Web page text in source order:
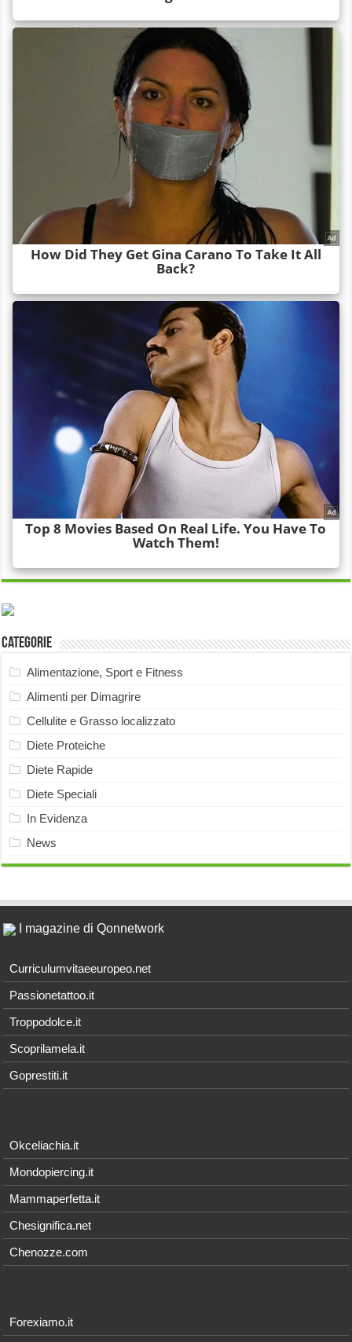
Categorie
Alimentazione, Sport e Fitness
Alimenti per Dimagrire
Cellulite e Grasso localizzato
Diete Proteiche
Diete Rapide
Diete Speciali
In Evidenza
News
I magazine di Qonnetwork
Curriculumvitaeeuropeo.net
Passionetattoo.it
Troppodolce.it
Scoprilamela.it
Goprestiti.it
Okceliachia.it
Mondopiercing.it
Mammaperfetta.it
Chesignifica.net
Chenozze.com
Forexiamo.it